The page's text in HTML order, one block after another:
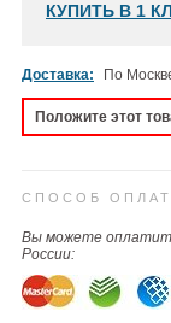
КУПИТЬ В 1
Доставка: По
Положите этот
СПОСОБ
Вы можете
России: